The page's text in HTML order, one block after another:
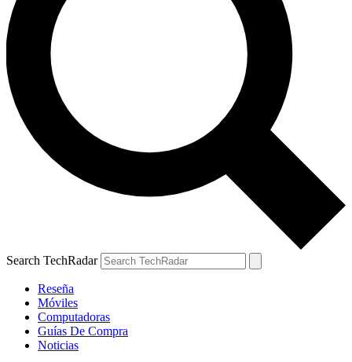
Search TechRadar
Reseña
Móviles
Computadoras
Guías De Compra
Noticias